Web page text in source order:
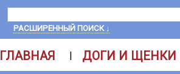
РАСШИРЕННЫЙ ПОИСК ↓
ГЛАВНАЯ | ДОГИ И ЩЕНКИ